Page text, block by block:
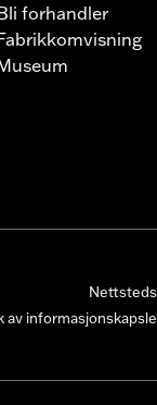
forhandler
av